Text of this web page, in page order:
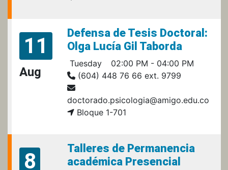
11
Aug
Defensa de Tesis Doctoral:
Olga Lucía Gil Taborda
Tuesday
02:00 PM - 04:00 PM
(604) 448 76 66 ext. 9799
doctorado.psicologia@amigo.edu.co
Bloque 1-701
8
Talleres de Permanencia
académica Presencial